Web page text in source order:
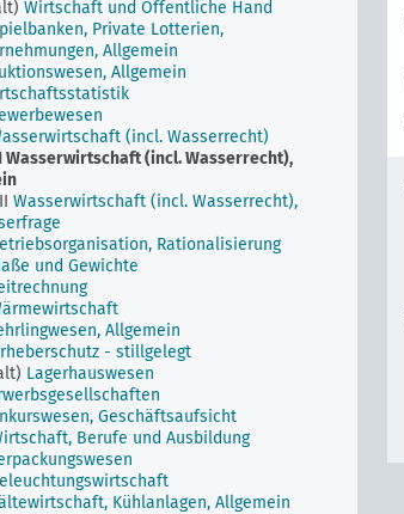
Wirtschaft und Öffentliche Hand
Private Lotterien,
Allgemein
Allgemein
(incl. Wasserrecht)
Wasserwirtschaft (incl. Wasserrecht),
Wasserwirtschaft (incl. Wasserrecht),
Rationalisierung
und Gewichte
Allgemein
- stillgelegt
Lagerhauswesen
Geschäftsaufsicht
Berufe und Ausbildung
Kühlanlagen, Allgemein